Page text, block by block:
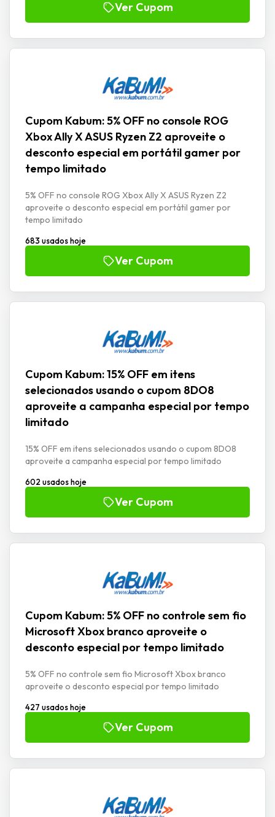
Ver Cupom
Cupom Kabum: 5% OFF no console ROG
Xbox Ally X ASUS Ryzen Z2 aproveite o
desconto especial em portátil gamer por
tempo limitado
5% OFF no console ROG Xbox Ally X ASUS Ryzen Z2
aproveite o desconto especial em portátil gamer por
tempo limitado
683 usados hoje
Ver Cupom
Cupom Kabum: 15% OFF em itens
selecionados usando o cupom 8DO8
aproveite a campanha especial por tempo
limitado
15% OFF em itens selecionados usando o cupom 8DO8
aproveite a campanha especial por tempo limitado
602 usados hoje
Ver Cupom
Cupom Kabum: 5% OFF no controle sem fio
Microsoft Xbox branco aproveite o
desconto especial por tempo limitado
5% OFF no controle sem fio Microsoft Xbox branco
aproveite o desconto especial por tempo limitado
427 usados hoje
Ver Cupom